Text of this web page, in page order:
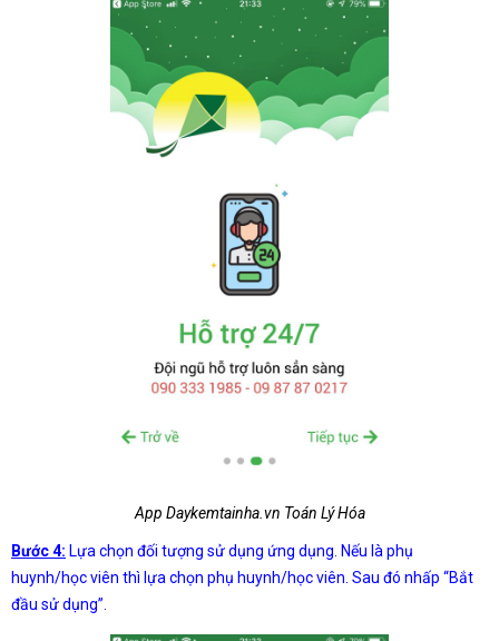
App Daykemtainha.vn Toán Lý Hóa
Bước 4: Lựa chọn đối tượng sử dụng ứng dụng. Nếu là phụ
huynh/học viên thì lựa chọn phụ huynh/học viên. Sau đó nhấp “Bắt
đầu sử dụng”.